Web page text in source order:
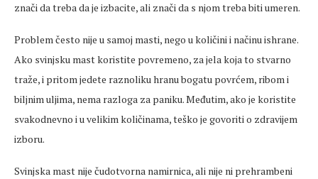
znači da treba da je izbacite, ali znači da s njom treba biti umeren.
Problem često nije u samoj masti, nego u količini i načinu ishrane.
Ako svinjsku mast koristite povremeno, za jela koja to stvarno
traže, i pritom jedete raznoliku hranu bogatu povrćem, ribom i
biljnim uljima, nema razloga za paniku. Međutim, ako je koristite
svakodnevno i u velikim količinama, teško je govoriti o zdravijem
izboru.
Svinjska mast nije čudotvorna namirnica, ali nije ni prehrambeni